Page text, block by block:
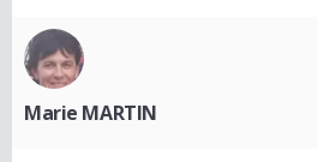
Marie MARTIN